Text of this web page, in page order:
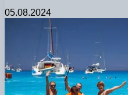
05.08.2024